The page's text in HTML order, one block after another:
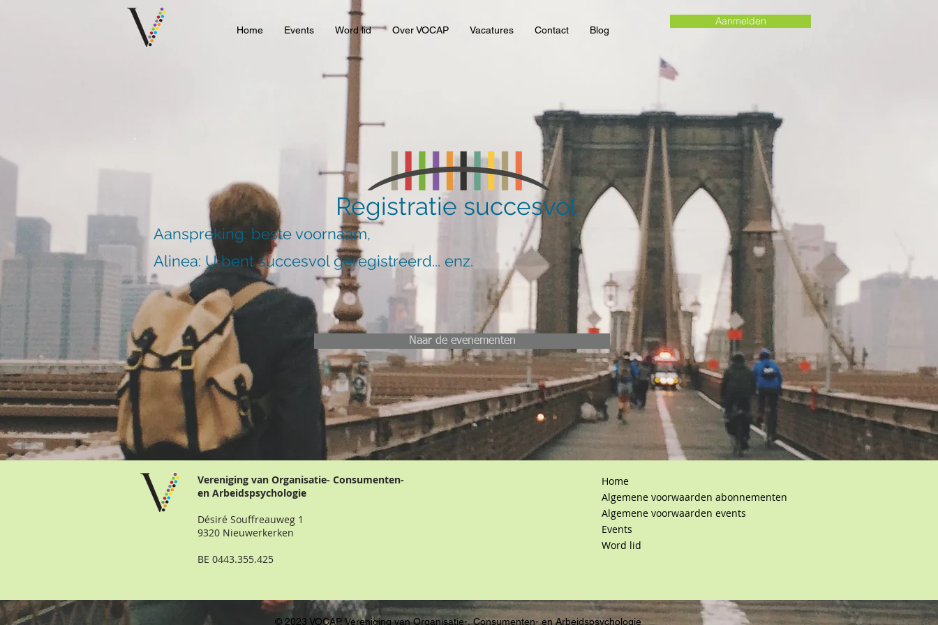
Home Events Word lid Over VOCAP Vacatures Contact Blog
Aanmelden
Registratie succesvol
Aanspreking: beste voornaam,
Alinea: U bent succesvol geregistreerd... enz.
Naar de evenementen
Vereniging van Organisatie- Consumenten-
en Arbeidspsychologie
Désiré Souffreauweg 1
9320 Nieuwerkerken
BE 0443.355.425
Home
Algemene voorwaarden abonnementen
Algemene voorwaarden events
Events
Word lid
© 2023 VOCAP, Vereniging van Organisatie-, Consumenten- en Arbeidspsychologie